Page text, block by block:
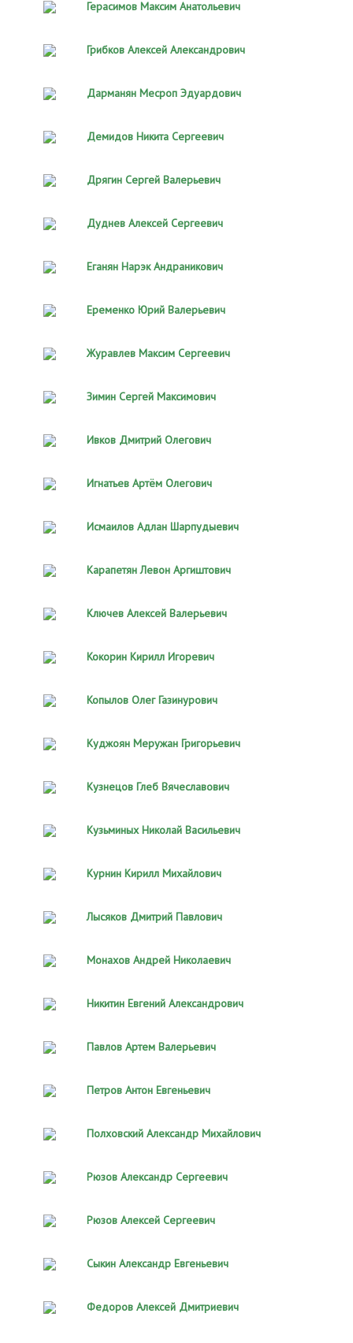
Герасимов Максим Анатольевич
Грибков Алексей Александрович
Дарманян Месроп Эдуардович
Демидов Никита Сергеевич
Дрягин Сергей Валерьевич
Дуднев Алексей Сергеевич
Еганян Нарэк Андраникович
Еременко Юрий Валерьевич
Журавлев Максим Сергеевич
Зимин Сергей Максимович
Ивков Дмитрий Олегович
Игнатьев Артём Олегович
Исмаилов Адлан Шарпудыевич
Карапетян Левон Аргиштович
Ключев Алексей Валерьевич
Кокорин Кирилл Игоревич
Копылов Олег Газинурович
Куджоян Меружан Григорьевич
Кузнецов Глеб Вячеславович
Кузьминых Николай Васильевич
Курнин Кирилл Михайлович
Лысяков Дмитрий Павлович
Монахов Андрей Николаевич
Никитин Евгений Александрович
Павлов Артем Валерьевич
Петров Антон Евгеньевич
Полховский Александр Михайлович
Рюзов Александр Сергеевич
Рюзов Алексей Сергеевич
Сыкин Александр Евгеньевич
Федоров Алексей Дмитриевич